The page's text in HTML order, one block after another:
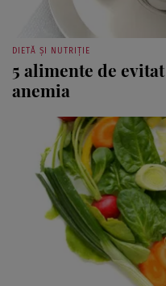
5 alimente de
anemia